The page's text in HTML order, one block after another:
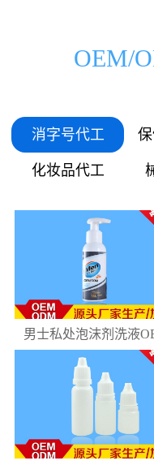
1332
1665
1998
06
08
10
OEM/
消字号代工
化妆品代工
男士私处泡沫剂洗液